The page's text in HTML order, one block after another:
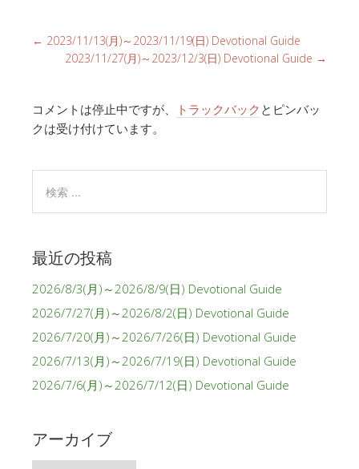
← 2023/11/13(月)～2023/11/19(日) Devotional Guide
2023/11/27(月)～2023/12/3(日) Devotional Guide →
コメントは停止中ですが、 トラックバック とピンバッ
クは受け付けています。
最近の投稿
2026/8/3(月)～2026/8/9(日) Devotional Guide
2026/7/27(月)～2026/8/2(日) Devotional Guide
2026/7/20(月)～2026/7/26(日) Devotional Guide
2026/7/13(月)～2026/7/19(日) Devotional Guide
2026/7/6(月)～2026/7/12(日) Devotional Guide
アーカイブ